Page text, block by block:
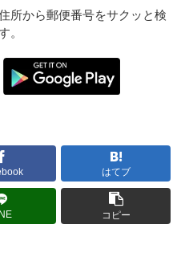
所から郵便番号をサクッと検
。
はてブ
コピー